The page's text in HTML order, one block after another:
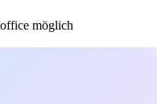
möglich